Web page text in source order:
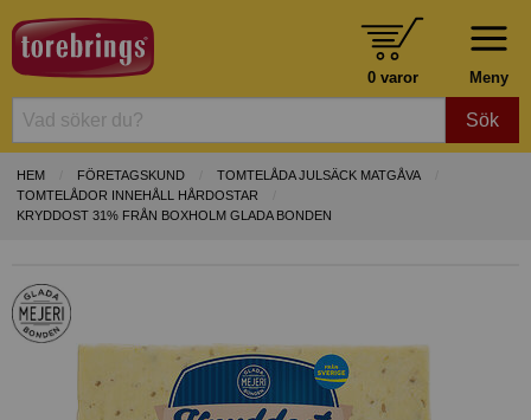
Meny
0 varor
Sök
HEM FÖRETAGSKUND
TOMTELÅDA JULSÄCK MATGÅVA
TOMTELÅDOR INNEHÅLL HÅRDOSTAR
KRYDDOST 31% FRÅN BOXHOLM GLADA BONDEN